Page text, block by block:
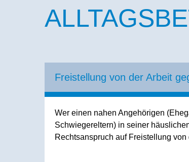
Freistellung von der Arbeit
Wer einen nahen Angehörigen
Schwiegereltern) in seiner
Rechtsanspruch auf Freistellung